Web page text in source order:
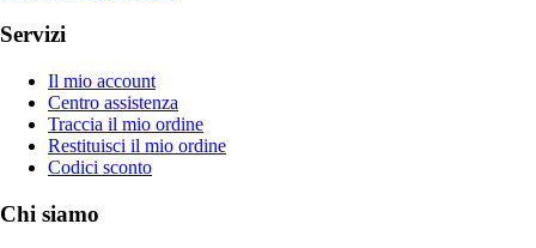
Servizi
Il mio account
Centro assistenza
Traccia il mio ordine
Restituisci il mio ordine
Codici sconto
Chi siamo